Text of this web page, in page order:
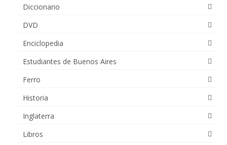
Diccionario
DVD
Enciclopedia
Estudiantes de Buenos Aires
Ferro
Historia
Inglaterra
Libros